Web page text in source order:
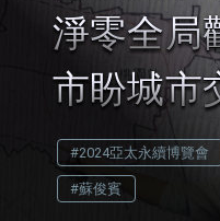
淨零全局
市盼城市
#2024亞太永續博覽會
#蘇俊賓